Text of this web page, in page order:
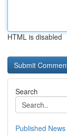
HTML is disabled
Search
Published News